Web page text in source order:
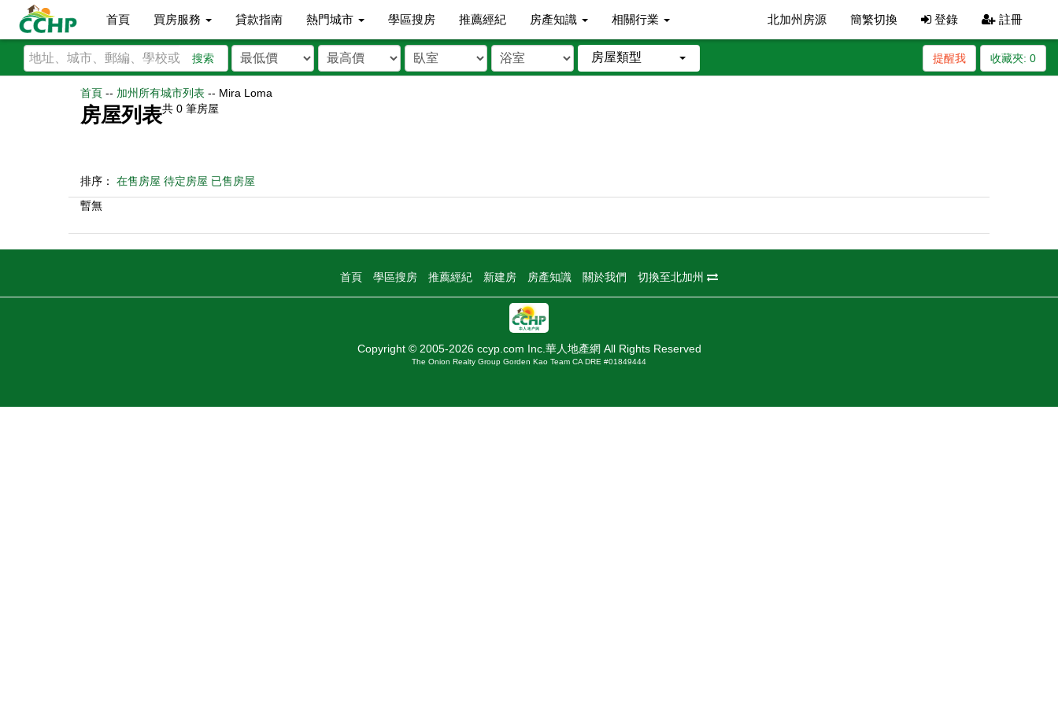
首頁 買房服務 貸款指南 熱門城市 學區搜房 推薦經紀 房產知識 相關行業 北加州房源 簡繁切換 登錄 註冊
搜索 房屋類型 收藏夾: 0
提醒我
首頁 -- 加州所有城市列表 -- Mira Loma
房屋列表共 0 筆房屋
排序： 在售房屋 待定房屋 已售房屋
暫無
首頁 學區搜房 推薦經紀 新建房 房產知識 關於我們 切換至北加州
Copyright © 2005-2026 ccyp.com Inc.華人地產網 All Rights Reserved
The Onion Realty Group Gorden Kao Team CA DRE #01849444